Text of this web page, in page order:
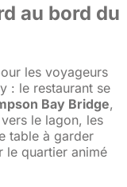
au bord du
les voyageurs
: le restaurant se
Bay Bridge,
le lagon, les
table à garder
le quartier animé